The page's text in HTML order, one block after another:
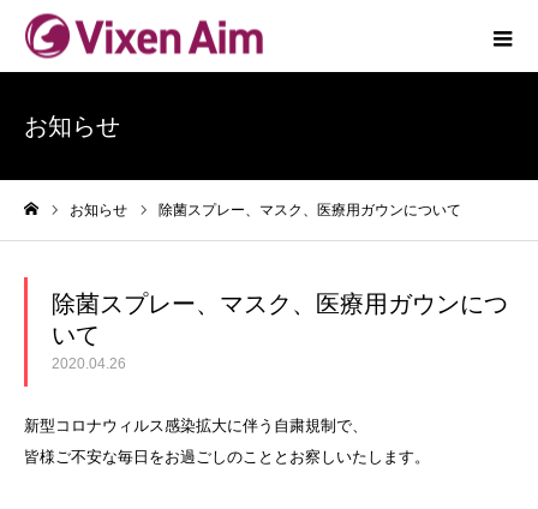
お知らせ
お知らせ 除菌スプレー、マスク、医療用ガウンについて
除菌スプレー、マスク、医療用ガウンにつ
いて
2020.04.26
新型コロナウィルス感染拡大に伴う自粛規制で、
皆様ご不安な毎日をお過ごしのこととお察しいたします。